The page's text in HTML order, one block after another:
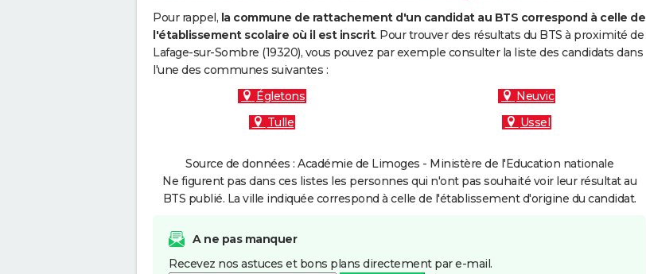
Pour rappel, la commune de rattachement d'un candidat au BTS correspond à celle de
l'établissement scolaire où il est inscrit. Pour trouver des résultats du BTS à proximité de
Lafage-sur-Sombre (19320), vous pouvez par exemple consulter la liste des candidats dans
l'une des communes suivantes :
Égletons
Neuvic
Tulle
Ussel
Source de données : Académie de Limoges - Ministère de l'Education nationale
Ne figurent pas dans ces listes les personnes qui n'ont pas souhaité voir leur résultat au
BTS publié. La ville indiquée correspond à celle de l'établissement d'origine du candidat.
A ne pas manquer
Recevez nos astuces et bons plans directement par e-mail.